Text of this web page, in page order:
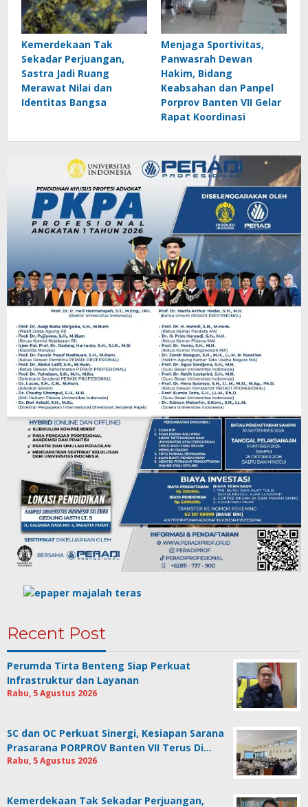
Kemerdekaan Tak
Sekadar Perjuangan,
Sastra Jadi Ruang
Merawat Nilai dan
Identitas Bangsa
Menjaga Sportivitas,
Panwasrah Dewan
Hakim, Bidang
Keabsahan dan Panpel
Porprov Banten VII Gelar
Rapat Koordinasi
Recent Post
Perumda Tirta Benteng Siap Perkuat
Infrastruktur dan Layanan
Rabu, 5 Agustus 2026
SC dan OC Perkuat Sinergi, Kesiapan Sarana
Prasarana PORPROV Banten VII Terus Di…
Rabu, 5 Agustus 2026
Kemerdekaan Tak Sekadar Perjuangan,